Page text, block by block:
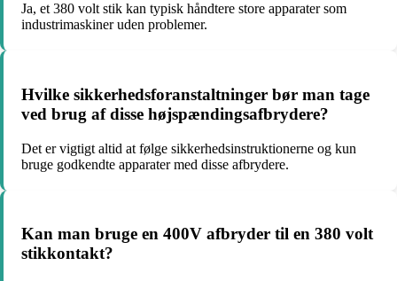
Ja, et 380 volt stik kan typisk håndtere store apparater som
industrimaskiner uden problemer.
Hvilke sikkerhedsforanstaltninger bør man tage
ved brug af disse højspændingsafbrydere?
Det er vigtigt altid at følge sikkerhedsinstruktionerne og kun
bruge godkendte apparater med disse afbrydere.
Kan man bruge en 400V afbryder til en 380 volt
stikkontakt?